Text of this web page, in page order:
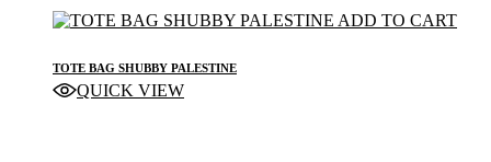
ADD TO CART
TOTE BAG SHUBBY PALESTINE
QUICK VIEW